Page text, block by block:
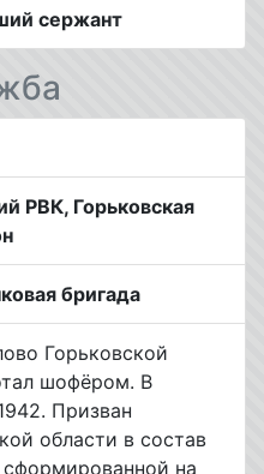
сержант
РВК, Горьковская
бригада
Горьковской
шофёром. В
Призван
области в состав
на